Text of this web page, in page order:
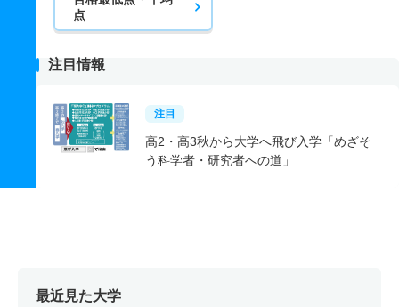
点
注目情報
注目
高2・高3秋から大学へ飛び入学「めざそ
う科学者・研究者への道」
最近見た大学